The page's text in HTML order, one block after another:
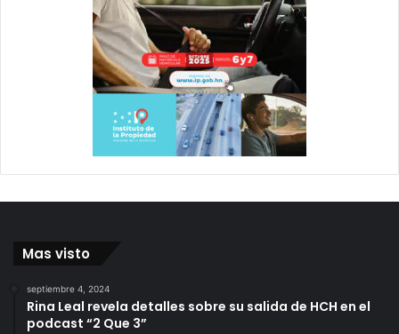
Mas visto
septiembre 4, 2024
Rina Leal revela detalles sobre su salida de HCH en el
podcast “2 Que 3”